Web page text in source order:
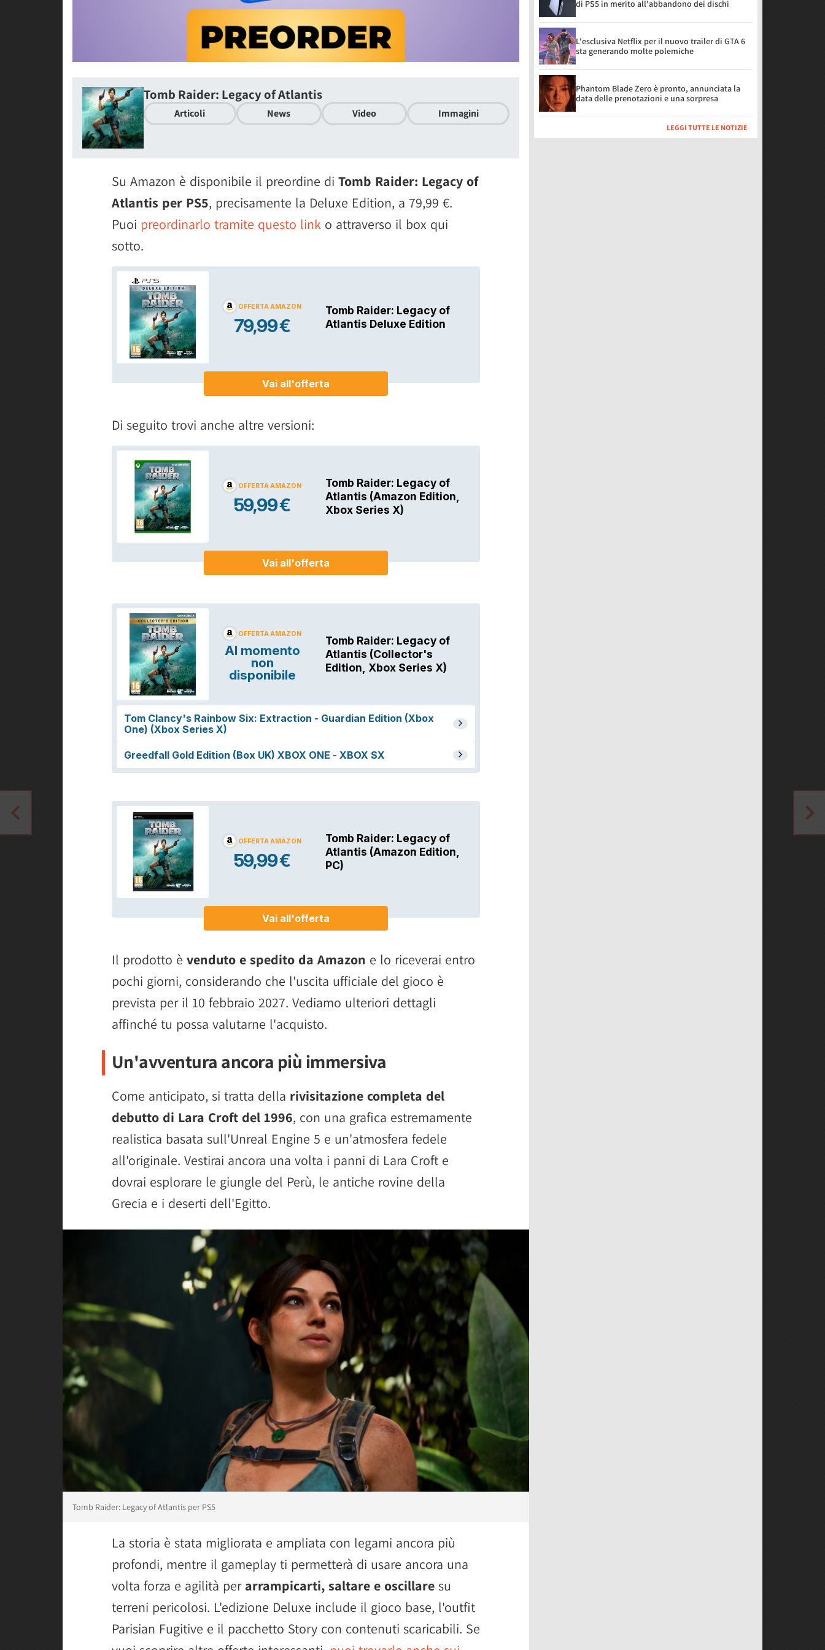
Tomb Raider: Legacy of Atlantis
Articoli News Video Immagini
Su Amazon è disponibile il preordine di Tomb Raider: Legacy of
Atlantis per PS5, precisamente la Deluxe Edition, a 79,99 €.
Puoi preordinarlo tramite questo link o attraverso il box qui
sotto.
Di seguito trovi anche altre versioni:
Il prodotto è venduto e spedito da Amazon e lo riceverai entro
pochi giorni, considerando che l'uscita ufficiale del gioco è
prevista per il 10 febbraio 2027. Vediamo ulteriori dettagli
affinché tu possa valutarne l'acquisto.
Un'avventura ancora più immersiva
Come anticipato, si tratta della rivisitazione completa del
debutto di Lara Croft del 1996, con una grafica estremamente
realistica basata sull'Unreal Engine 5 e un'atmosfera fedele
all'originale. Vestirai ancora una volta i panni di Lara Croft e
dovrai esplorare le giungle del Perù, le antiche rovine della
Grecia e i deserti dell'Egitto.
Tomb Raider: Legacy of Atlantis per PS5
La storia è stata migliorata e ampliata con legami ancora più
profondi, mentre il gameplay ti permetterà di usare ancora una
volta forza e agilità per arrampicarti, saltare e oscillare su
terreni pericolosi. L'edizione Deluxe include il gioco base, l'outfit
Parisian Fugitive e il pacchetto Story con contenuti scaricabili. Se
di PS5 in merito all'abbandono dei dischi
L'esclusiva Netflix per il nuovo trailer di GTA 6
sta generando molte polemiche
Phantom Blade Zero è pronto, annunciata la
data delle prenotazioni e una sorpresa
LEGGI TUTTE LE NOTIZIE